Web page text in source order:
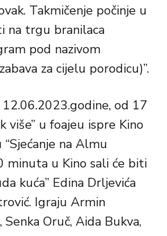
Takmičenje počinje u
na trgu branilaca
pod nazivom
za cijelu porodicu)”.
od 17
više” u foajeu ispre Kino
na Almu
minuta u Kino sali će biti
kuća” Edina Drljevića
Igraju Armin
Oruč, Aida Bukva,